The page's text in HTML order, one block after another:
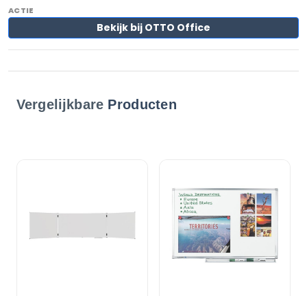
Bekijk bij OTTO Office
Vergelijkbare Producten